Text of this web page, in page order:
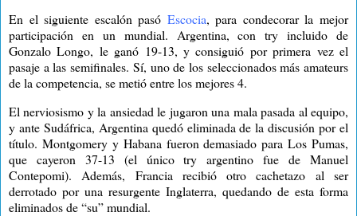
En el siguiente escalón pasó Escocia, para condecorar la mejor
participación en un mundial. Argentina, con try incluido de
Gonzalo Longo, le ganó 19-13, y consiguió por primera vez el
pasaje a las semifinales. Sí, uno de los seleccionados más amateurs
de la competencia, se metió entre los mejores 4.
El nerviosismo y la ansiedad le jugaron una mala pasada al equipo,
y ante Sudáfrica, Argentina quedó eliminada de la discusión por el
título. Montgomery y Habana fueron demasiado para Los Pumas,
que cayeron 37-13 (el único try argentino fue de Manuel
Contepomi). Además, Francia recibió otro cachetazo al ser
derrotado por una resurgente Inglaterra, quedando de esta forma
eliminados de “su” mundial.